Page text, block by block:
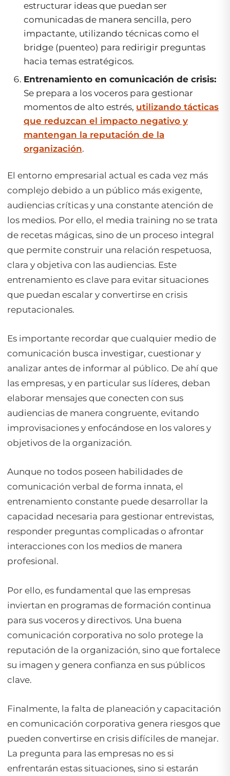
estructurar ideas que puedan ser
comunicadas de manera sencilla, pero
impactante, utilizando técnicas como el
bridge (puenteo) para redirigir preguntas
hacia temas estratégicos.
Entrenamiento en comunicación de crisis:
Se prepara a los voceros para gestionar
momentos de alto estrés, utilizando tácticas
que reduzcan el impacto negativo y
mantengan la reputación de la
organización.
El entorno empresarial actual es cada vez más
complejo debido a un público más exigente,
audiencias críticas y una constante atención de
los medios. Por ello, el media training no se trata
de recetas mágicas, sino de un proceso integral
que permite construir una relación respetuosa,
clara y objetiva con las audiencias. Este
entrenamiento es clave para evitar situaciones
que puedan escalar y convertirse en crisis
reputacionales.
Es importante recordar que cualquier medio de
comunicación busca investigar, cuestionar y
analizar antes de informar al público. De ahí que
las empresas, y en particular sus líderes, deban
elaborar mensajes que conecten con sus
audiencias de manera congruente, evitando
improvisaciones y enfocándose en los valores y
objetivos de la organización.
Aunque no todos poseen habilidades de
comunicación verbal de forma innata, el
entrenamiento constante puede desarrollar la
capacidad necesaria para gestionar entrevistas,
responder preguntas complicadas o afrontar
interacciones con los medios de manera
profesional.
Por ello, es fundamental que las empresas
inviertan en programas de formación continua
para sus voceros y directivos. Una buena
comunicación corporativa no solo protege la
reputación de la organización, sino que fortalece
su imagen y genera confianza en sus públicos
clave.
Finalmente, la falta de planeación y capacitación
en comunicación corporativa genera riesgos que
pueden convertirse en crisis difíciles de manejar.
La pregunta para las empresas no es si
enfrentarán estas situaciones, sino si estarán